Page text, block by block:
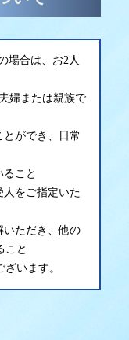
場合は、お2人
婦または親族で
ができ、日常
こと
人をご指定いた
いただき、他の
こと
います。